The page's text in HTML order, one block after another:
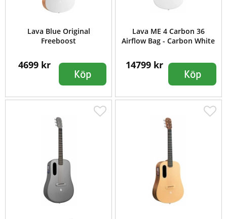
Lava Blue Original
Freeboost
4699 kr
Köp
Lava ME 4 Carbon 36
Airflow Bag - Carbon White
14799 kr
Köp